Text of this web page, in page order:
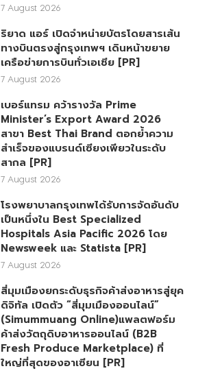
7 August 2026
ริยาด แอร์ เปิดจำหน่ายบัตรโดยสารเส้น
ทางบินตรงสู่กรุงเทพฯ เดินหน้าขยาย
เครือข่ายการบินทั่วเอเชีย [PR]
7 August 2026
เบอร์แทรม คว้ารางวัล Prime
Minister’s Export Award 2026
สาขา Best Thai Brand ตอกย้ำความ
สำเร็จของแบรนด์เซียงเพียวในระดับ
สากล [PR]
7 August 2026
โรงพยาบาลกรุงเทพได้รับการจัดอันดับ
เป็นหนึ่งใน Best Specialized
Hospitals Asia Pacific 2026 โดย
Newsweek และ Statista [PR]
7 August 2026
สี่มุมเมืองยกระดับธุรกิจค้าส่งอาหารสู่ยุค
ดิจิทัล เปิดตัว “สี่มุมเมืองออนไลน์”
(Simummuang Online)แพลตฟอร์ม
ค้าส่งวัตถุดิบอาหารออนไลน์ (B2B
Fresh Produce Marketplace) ที่
ใหญ่ที่สุดของอาเซียน [PR]